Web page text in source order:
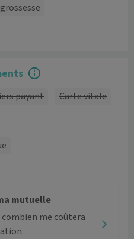
payant Carte vitale
mutuelle
combien me coûtera